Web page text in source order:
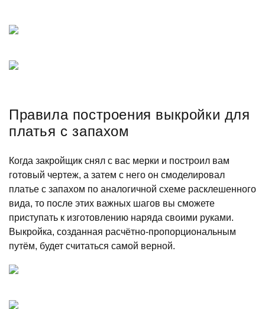
Правила построения выкройки для
платья с запахом
Когда закройщик снял с вас мерки и построил вам
готовый чертеж, а затем с него он смоделировал
платье с запахом по аналогичной схеме расклешенного
вида, то после этих важных шагов вы сможете
приступать к изготовлению наряда своими руками.
Выкройка, созданная расчётно-пропорциональным
путём, будет считаться самой верной.